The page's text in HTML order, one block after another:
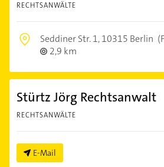
RECHTSANWÄLTE
Seddiner Str. 1,10315 Berlin
2,9 km
Stürtz Jörg Rechtsanwalt
RECHTSANWÄLTE
E-Mail